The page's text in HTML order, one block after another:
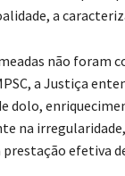
a
não foram
a Justiça
dolo,
na
efetiva